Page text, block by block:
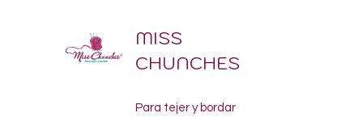
MISS
CHUNCHES
Para tejer y bordar